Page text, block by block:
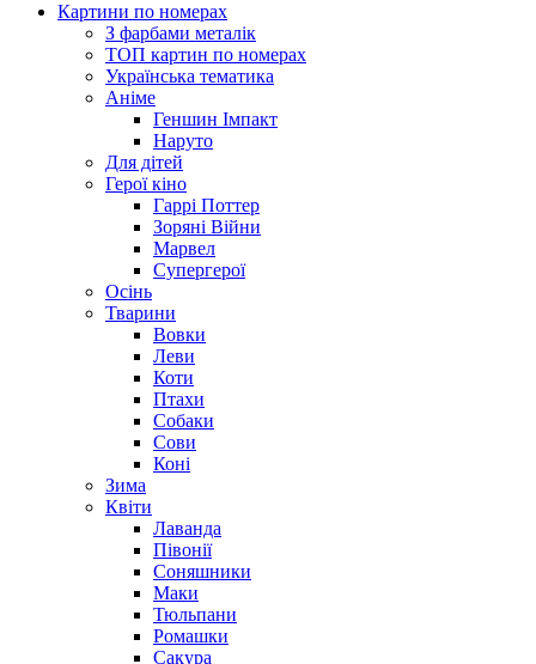
Картини по номерах
З фарбами металік
ТОП картин по номерах
Українська тематика
Аніме
Геншин Імпакт
Наруто
Для дітей
Герої кіно
Гаррі Поттер
Зоряні Війни
Марвел
Супергерої
Осінь
Тварини
Вовки
Леви
Коти
Птахи
Собаки
Сови
Коні
Зима
Квіти
Лаванда
Півонії
Соняшники
Маки
Тюльпани
Ромашки
Сакура